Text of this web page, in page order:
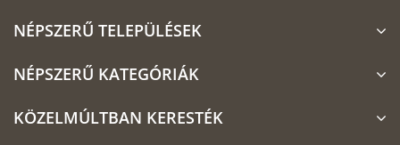
NÉPSZERŰ TELEPÜLÉSEK
NÉPSZERŰ KATEGÓRIÁK
KÖZELMÚLTBAN KERESTÉK